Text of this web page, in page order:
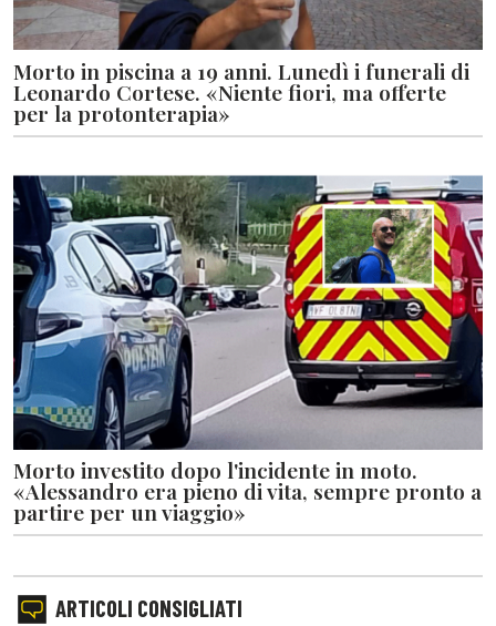
Morto in piscina a 19 anni. Lunedì i funerali di
Leonardo Cortese. «Niente fiori, ma offerte
per la protonterapia»
Morto investito dopo l'incidente in moto.
«Alessandro era pieno di vita, sempre pronto a
partire per un viaggio»
ARTICOLI CONSIGLIATI